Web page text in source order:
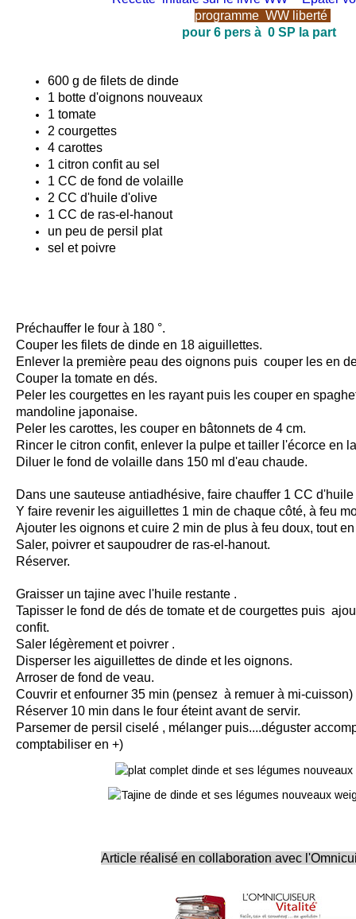
programme WWliberté
pour 6 pers à 0 SP la part
600 g de filets de dinde
1 botte d'oignons nouveaux
1 tomate
2 courgettes
4 carottes
1 citron confit au sel
1 CC de fond de volaille
2 CC d'huile d'olive
1 CC de ras-el-hanout
un peu de persil plat
sel et poivre
Préchauffer le four à 180 °.
Couper les filets de dinde en 18 aiguillettes.
Enlever la première peau des oignons puis couper les en
Couper la tomate en dés.
Peler les courgettes en les rayant puis les couper en
mandoline japonaise.
Peler les carottes, les couper en bâtonnets de 4 cm.
Rincer le citron confit, enlever la pulpe et tailler l'écorce en
Diluer le fond de volaille dans 150 ml d'eau chaude.
Dans une sauteuse antiadhésive, faire chauffer 1 CC d'huile
Y faire revenir les aiguillettes 1 min de chaque côté, à feu
Ajouter les oignons et cuire 2 min de plus à feu doux, tout
Saler, poivrer et saupoudrer de ras-el-hanout.
Réserver.
Graisser un tajine avec l'huile restante .
Tapisser le fond de dés de tomate et de courgettes puis
confit.
Saler légèrement et poivrer .
Disperser les aiguillettes de dinde et les oignons.
Arroser de fond de veau.
Couvrir et enfourner 35 min (pensez à remuer à mi-cuisson)
Réserver 10 min dans le four éteint avant de servir.
Parsemer de persil ciselé , mélanger puis....déguster
comptabiliser en +)
Article réalisé en collaboration avec